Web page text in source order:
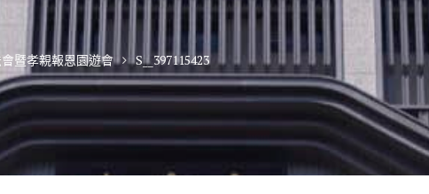
暨孝親報恩園遊會 S__397115423